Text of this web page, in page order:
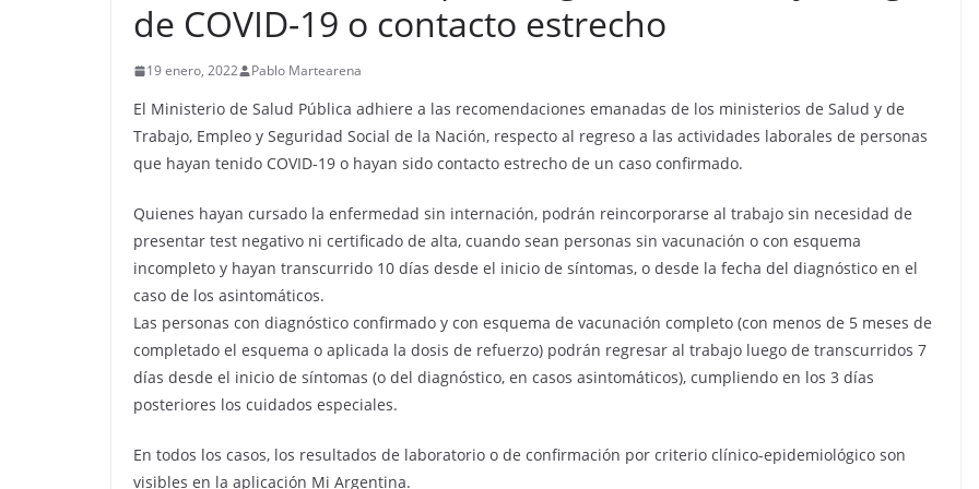
de COVID-19 o contacto estrecho
19 enero, 2022 Pablo Martearena
El Ministerio de Salud Pública adhiere a las recomendaciones emanadas de los ministerios de Salud y de
Trabajo, Empleo y Seguridad Social de la Nación, respecto al regreso a las actividades laborales de personas
que hayan tenido COVID-19 o hayan sido contacto estrecho de un caso confirmado.
Quienes hayan cursado la enfermedad sin internación, podrán reincorporarse al trabajo sin necesidad de
presentar test negativo ni certificado de alta, cuando sean personas sin vacunación o con esquema
incompleto y hayan transcurrido 10 días desde el inicio de síntomas, o desde la fecha del diagnóstico en el
caso de los asintomáticos.
Las personas con diagnóstico confirmado y con esquema de vacunación completo (con menos de 5 meses de
completado el esquema o aplicada la dosis de refuerzo) podrán regresar al trabajo luego de transcurridos 7
días desde el inicio de síntomas (o del diagnóstico, en casos asintomáticos), cumpliendo en los 3 días
posteriores los cuidados especiales.
En todos los casos, los resultados de laboratorio o de confirmación por criterio clínico-epidemiológico son
visibles en la aplicación Mi Argentina.